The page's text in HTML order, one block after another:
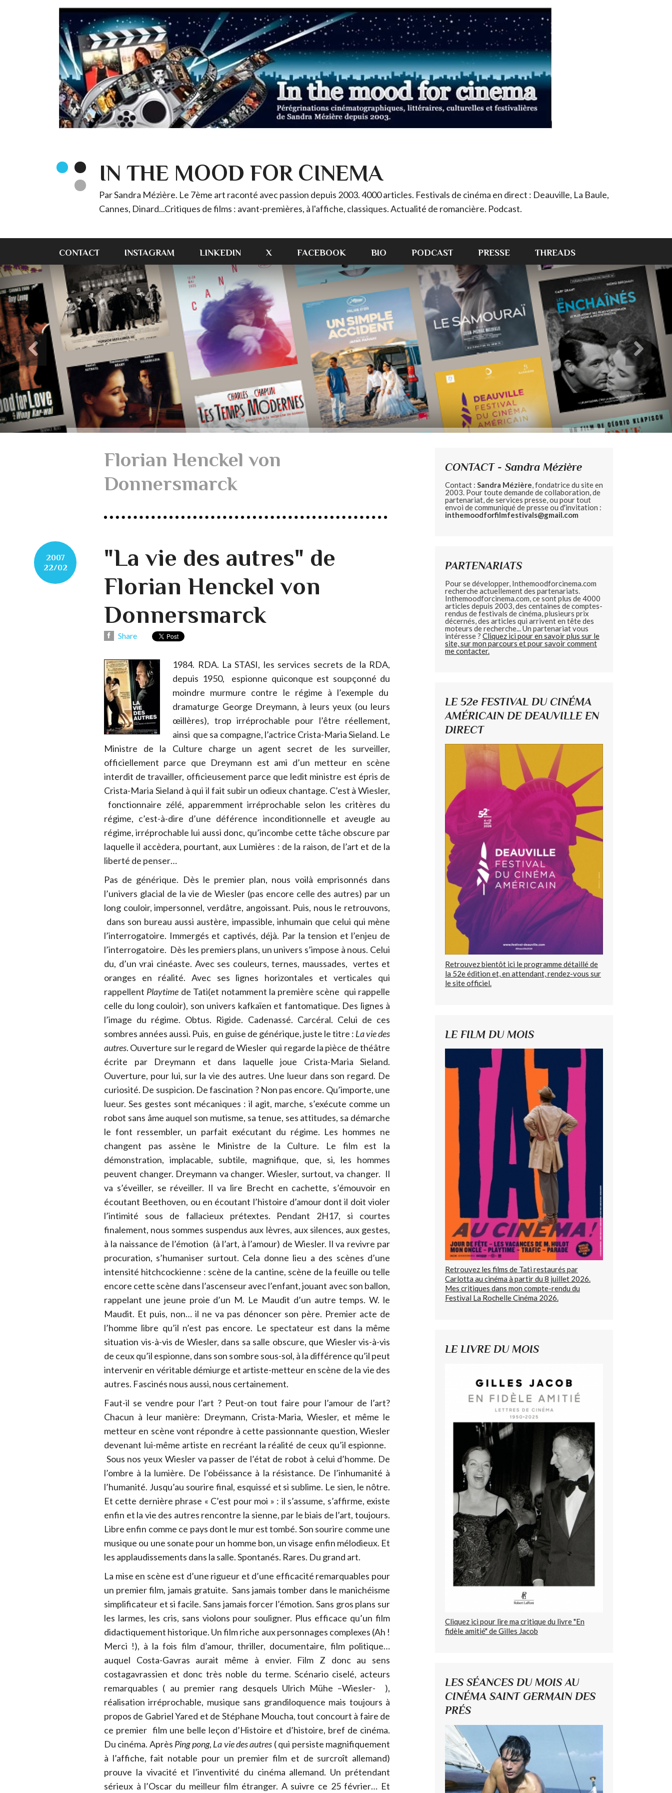
IN THE MOOD FOR CINEMA
Par Sandra Mézière. Le 7ème art raconté avec passion depuis 2003. 4000 articles. Festivals de cinéma en direct : Deauville, La Baule,
Cannes, Dinard...Critiques de films : avant-premières, à l'affiche, classiques. Actualité de romancière. Podcast.
CONTACT INSTAGRAM LINKEDIN X FACEBOOK BIO PODCAST PRESSE THREADS
Florian Henckel von
Donnersmarck
2007
22/02
"La vie des autres" de
Florian Henckel von
Donnersmarck
Share
1984. RDA. La STASI, les services secrets de la RDA,
depuis 1950, espionne quiconque est soupçonné du
moindre murmure contre le régime à l’exemple du
dramaturge George Dreymann, à leurs yeux (ou leurs
œillères), trop irréprochable pour l’être réellement,
ainsi que sa compagne, l’actrice Crista-Maria Sieland. Le
Ministre de la Culture charge un agent secret de les surveiller,
officiellement parce que Dreymann est ami d’un metteur en scène
interdit de travailler, officieusement parce que ledit ministre est épris de
Crista-Maria Sieland à qui il fait subir un odieux chantage. C’est à Wiesler,
fonctionnaire zélé, apparemment irréprochable selon les critères du
régime, c’est-à-dire d’une déférence inconditionnelle et aveugle au
régime, irréprochable lui aussi donc, qu’incombe cette tâche obscure par
laquelle il accèdera, pourtant, aux Lumières : de la raison, de l’art et de la
liberté de penser…
Pas de générique. Dès le premier plan, nous voilà emprisonnés dans
l’univers glacial de la vie de Wiesler (pas encore celle des autres) par un
long couloir, impersonnel, verdâtre, angoissant. Puis, nous le retrouvons,
dans son bureau aussi austère, impassible, inhumain que celui qui mène
l’interrogatoire. Immergés et captivés, déjà. Par la tension et l’enjeu de
l’interrogatoire. Dès les premiers plans, un univers s’impose à nous. Celui
du, d’un vrai cinéaste. Avec ses couleurs, ternes, maussades, vertes et
oranges en réalité. Avec ses lignes horizontales et verticales qui
rappellent Playtime de Tati(et notamment la première scène qui rappelle
celle du long couloir), son univers kafkaïen et fantomatique. Des lignes à
l’image du régime. Obtus. Rigide. Cadenassé. Carcéral. Celui de ces
sombres années aussi. Puis, en guise de générique, juste le titre : La vie des
autres. Ouverture sur le regard de Wiesler qui regarde la pièce de théâtre
écrite par Dreymann et dans laquelle joue Crista-Maria Sieland.
Ouverture, pour lui, sur la vie des autres. Une lueur dans son regard. De
curiosité. De suspicion. De fascination ? Non pas encore. Qu’importe, une
lueur. Ses gestes sont mécaniques : il agit, marche, s’exécute comme un
robot sans âme auquel son mutisme, sa tenue, ses attitudes, sa démarche
le font ressembler, un parfait exécutant du régime. Les hommes ne
changent pas assène le Ministre de la Culture. Le film est la
démonstration, implacable, subtile, magnifique, que, si, les hommes
peuvent changer. Dreymann va changer. Wiesler, surtout, va changer. Il
va s’éveiller, se réveiller. Il va lire Brecht en cachette, s’émouvoir en
écoutant Beethoven, ou en écoutant l’histoire d’amour dont il doit violer
l’intimité sous de fallacieux prétextes. Pendant 2H17, si courtes
finalement, nous sommes suspendus aux lèvres, aux silences, aux gestes,
à la naissance de l’émotion (à l’art, à l’amour) de Wiesler. Il va revivre par
procuration, s’humaniser surtout. Cela donne lieu a des scènes d’une
intensité hitchcockienne : scène de la cantine, scène de la feuille ou telle
encore cette scène dans l’ascenseur avec l’enfant, jouant avec son ballon,
rappelant une jeune proie d’un M. Le Maudit d’un autre temps. W. le
Maudit. Et puis, non… il ne va pas dénoncer son père. Premier acte de
l’homme libre qu’il n’est pas encore. Le spectateur est dans la même
situation vis-à-vis de Wiesler, dans sa salle obscure, que Wiesler vis-à-vis
de ceux qu’il espionne, dans son sombre sous-sol, à la différence qu’il peut
intervenir en véritable démiurge et artiste-metteur en scène de la vie des
autres. Fascinés nous aussi, nous certainement.
Faut-il se vendre pour l’art ? Peut-on tout faire pour l’amour de l’art?
Chacun à leur manière: Dreymann, Crista-Maria, Wiesler, et même le
metteur en scène vont répondre à cette passionnante question, Wiesler
devenant lui-même artiste en recréant la réalité de ceux qu’il espionne.
Sous nos yeux Wiesler va passer de l’état de robot à celui d’homme. De
l’ombre à la lumière. De l’obéissance à la résistance. De l’inhumanité à
l’humanité. Jusqu’au sourire final, esquissé et si sublime. Le sien, le nôtre.
Et cette dernière phrase « C’est pour moi » : il s’assume, s’affirme, existe
enfin et la vie des autres rencontre la sienne, par le biais de l’art, toujours.
Libre enfin comme ce pays dont le mur est tombé. Son sourire comme une
musique ou une sonate pour un homme bon, un visage enfin mélodieux. Et
les applaudissements dans la salle. Spontanés. Rares. Du grand art.
La mise en scène est d’une rigueur et d’une efficacité remarquables pour
un premier film, jamais gratuite. Sans jamais tomber dans le manichéisme
simplificateur et si facile. Sans jamais forcer l’émotion. Sans gros plans sur
les larmes, les cris, sans violons pour souligner. Plus efficace qu’un film
didactiquement historique. Un film riche aux personnages complexes (Ah !
Merci !), à la fois film d’amour, thriller, documentaire, film politique…
auquel Costa-Gavras aurait même à envier. Film Z donc au sens
costagavrassien et donc très noble du terme. Scénario ciselé, acteurs
remarquables ( au premier rang desquels Ulrich Mühe –Wiesler- ),
réalisation irréprochable, musique sans grandiloquence mais toujours à
propos de Gabriel Yared et de Stéphane Moucha, tout concourt à faire de
ce premier film une belle leçon d’Histoire et d’histoire, bref de cinéma.
Du cinéma. Après Ping pong, La vie des autres ( qui persiste magnifiquement
à l’affiche, fait notable pour un premier film et de surcroît allemand)
prouve la vivacité et l’inventivité du cinéma allemand. Un prétendant
sérieux à l’Oscar du meilleur film étranger. A suivre ce 25 février… Et
CONTACT - Sandra Mézière
Contact : Sandra Mézière, fondatrice du site en
2003. Pour toute demande de collaboration, de
partenariat, de services presse, ou pour tout
envoi de communiqué de presse ou d'invitation :
inthemoodforfilmfestivals@gmail.com
PARTENARIATS
Pour se développer, Inthemoodforcinema.com
recherche actuellement des partenariats.
Inthemoodforcinema.com, ce sont plus de 4000
articles depuis 2003, des centaines de comptes-
rendus de festivals de cinéma, plusieurs prix
décernés, des articles qui arrivent en tête des
moteurs de recherche... Un partenariat vous
intéresse ? Cliquez ici pour en savoir plus sur le
site, sur mon parcours et pour savoir comment
me contacter.
LE 52e FESTIVAL DU CINÉMA
AMÉRICAIN DE DEAUVILLE EN
DIRECT
Retrouvez bientôt ici le programme détaillé de
la 52e édition et, en attendant, rendez-vous sur
le site officiel.
LE FILM DU MOIS
Retrouvez les films de Tati restaurés par
Carlotta au cinéma à partir du 8 juillet 2026.
Mes critiques dans mon compte-rendu du
Festival La Rochelle Cinéma 2026.
LE LIVRE DU MOIS
Cliquez ici pour lire ma critique du livre "En
fidèle amitié" de Gilles Jacob
LES SÉANCES DU MOIS AU
CINÉMA SAINT GERMAIN DES
PRÉS